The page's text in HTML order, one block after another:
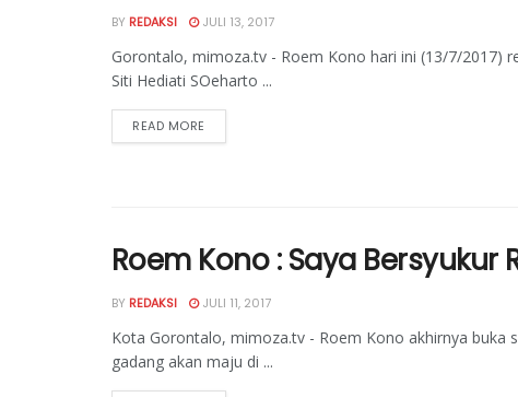
BY REDAKSI JULI 13, 2017
Gorontalo, mimoza.tv - Roem Kono hari ini (13/7/2017)
Siti Hediati SOeharto ...
READ MORE
Roem Kono : Saya
BY REDAKSI JULI 11, 2017
Kota Gorontalo, mimoza.tv - Roem Kono akhirnya buka
gadang akan maju di ...